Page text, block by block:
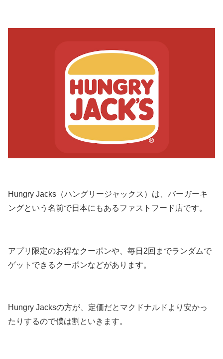
Hungry Jacks（ハングリージャックス）は、バーガーキ
ングという名前で日本にもあるファストフード店です。
アプリ限定のお得なクーポンや、毎日2回までランダムで
ゲットできるクーポンなどがあります。
Hungry Jacksの方が、定価だとマクドナルドより安かっ
たりするので僕は割といきます。